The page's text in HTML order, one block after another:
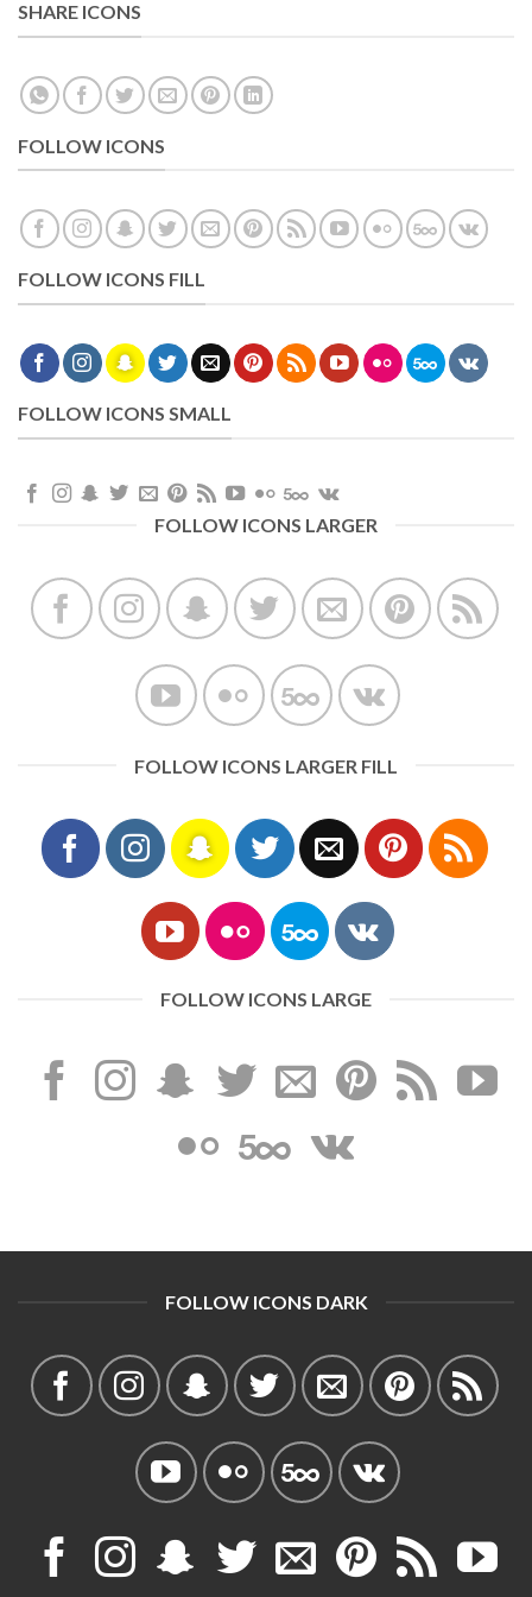
SHARE ICONS
FOLLOW ICONS
FOLLOW ICONS FILL
FOLLOW ICONS SMALL
FOLLOW ICONS LARGER
FOLLOW ICONS LARGER FILL
FOLLOW ICONS LARGE
FOLLOW ICONS DARK